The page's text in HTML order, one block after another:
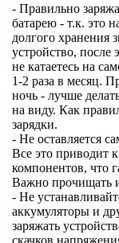
- Правильно
батарею - т.к. это
долгого хранения
устройство, после
не катаетесь на
1-2 раза в месяц.
ночь - лучше
на виду. Как
зарядки.
- Не оставляется
Все это приводит
компонентов, что
Важно прочищать
- Не
аккумуляторы и
заряжать
скачков